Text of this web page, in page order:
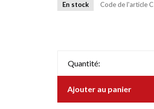
En stock Code de l'articleC
Quantité:
Ajouter au panier